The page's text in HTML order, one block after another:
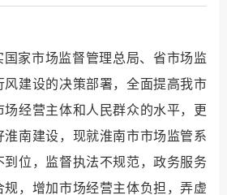
国家市场监督管理总局、省市场监
风建设的决策部署，全面提高我市
经营主体和人民群众的水平，更
南建设，现就淮南市市场监管系
到位，监督执法不规范，政务服务
规，增加市场经营主体负担，弄虚